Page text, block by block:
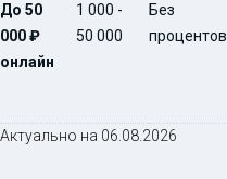
До 50
000 ₽
онлайн
1 000 -
50 000
Без
процентов
Актуально на 06.08.2026